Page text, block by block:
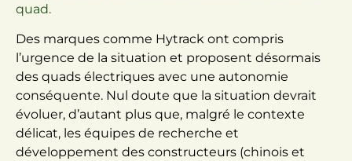
quad.
Des marques comme Hytrack ont compris
l’urgence de la situation et proposent désormais
des quads électriques avec une autonomie
conséquente. Nul doute que la situation devrait
évoluer, d’autant plus que, malgré le contexte
délicat, les équipes de recherche et
développement des constructeurs (chinois et